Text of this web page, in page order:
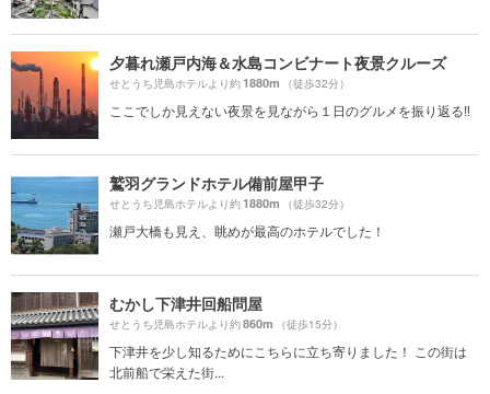
夕暮れ瀬戸内海＆水島コンビナート夜景クルーズ
せとうち児島ホテルより約1880m （徒歩32分）
ここでしか見えない夜景を見ながら１日のグルメを振り返る‼︎
鷲羽グランドホテル備前屋甲子
せとうち児島ホテルより約1880m （徒歩32分）
瀬戸大橋も見え、眺めが最高のホテルでした！
むかし下津井回船問屋
せとうち児島ホテルより約860m （徒歩15分）
下津井を少し知るためにこちらに立ち寄りました！ この街は
北前船で栄えた街...